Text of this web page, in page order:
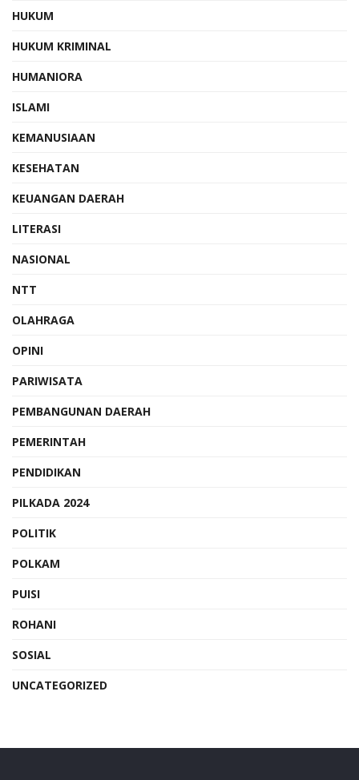
HUKUM
HUKUM KRIMINAL
HUMANIORA
ISLAMI
KEMANUSIAAN
KESEHATAN
KEUANGAN DAERAH
LITERASI
NASIONAL
NTT
OLAHRAGA
OPINI
PARIWISATA
PEMBANGUNAN DAERAH
PEMERINTAH
PENDIDIKAN
PILKADA 2024
POLITIK
POLKAM
PUISI
ROHANI
SOSIAL
UNCATEGORIZED